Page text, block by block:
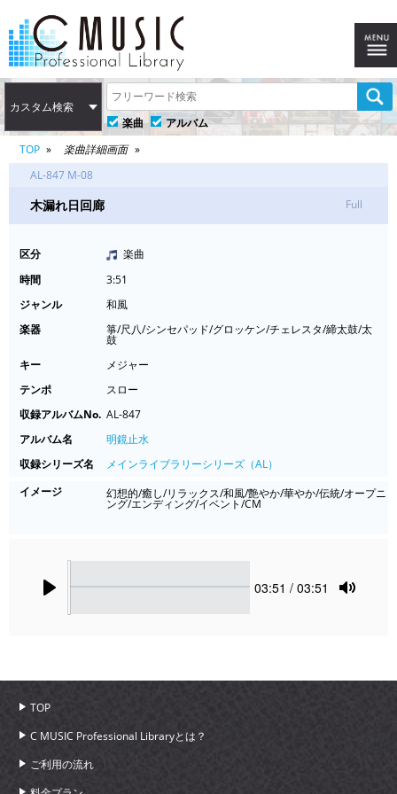
カスタム検索
楽曲
アルバム
TOP
楽曲詳細画面
AL-847 M-08
木漏れ日回廊 Full
区分
楽曲
時間
3:51
ジャンル
和風
楽器
箏/尺八/シンセパッド/グロッケン/チェレスタ/締太鼓/太
鼓
キー
メジャー
テンポ
スロー
収録アルバムNo. AL-847
アルバム名
明鏡止水
収録シリーズ名
メインライブラリーシリーズ（AL）
イメージ
幻想的/癒し/リラックス/和風/艶やか/華やか/伝統/オープニ
ング/エンディング/イベント/CM
Current
03:51 / 03:51
TOP
C MUSIC Professional Libraryとは？
ご利用の流れ